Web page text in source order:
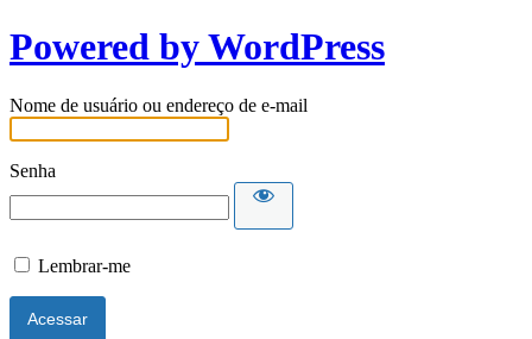
Powered by WordPress
Nome de usuário ou endereço de e-mail
Senha
Lembrar-me